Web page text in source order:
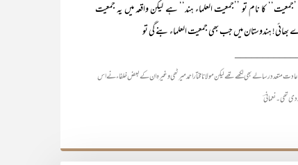
کا نام تو ’’جمعیت العلماء ہند‘‘ ہے لیکن واقعہ میں یہ جمعیت
بھائی! ہندوستان میں جب بھی جمعیت العلماء بنے گی تو
رسالے بھی لکھے تھے لیکن مولانا مختار احمد میرٹھی وغیرہ ان کے بعض خلفاء نے اس
تھی۔ نعمانیؔ